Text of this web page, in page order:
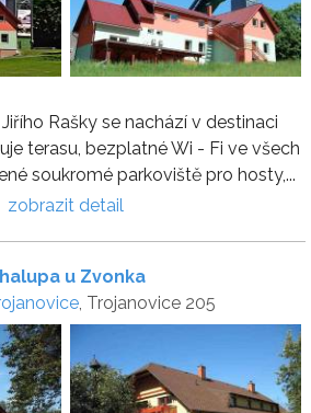
Rašky se nachází v destinaci
terasu, bezplatné Wi - Fi ve všech
soukromé parkoviště pro hosty,...
zobrazit detail
u Zvonka
, Trojanovice 205